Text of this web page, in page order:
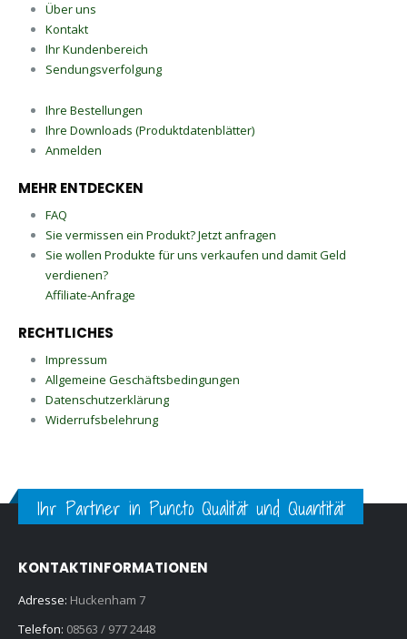
Über uns
Kontakt
Ihr Kundenbereich
Sendungsverfolgung
Ihre Bestellungen
Ihre Downloads (Produktdatenblätter)
Anmelden
MEHR ENTDECKEN
FAQ
Sie vermissen ein Produkt? Jetzt anfragen
Sie wollen Produkte für uns verkaufen und damit Geld
verdienen?
Affiliate-Anfrage
RECHTLICHES
Impressum
Allgemeine Geschäftsbedingungen
Datenschutzerklärung
Widerrufsbelehrung
Ihr Partner in Puncto Qualität und Quantität
KONTAKTINFORMATIONEN
Adresse: Huckenham 7
Telefon: 08563 / 977 2448